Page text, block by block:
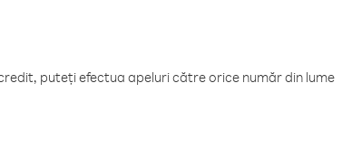
puteți efectua apeluri către orice număr din lume